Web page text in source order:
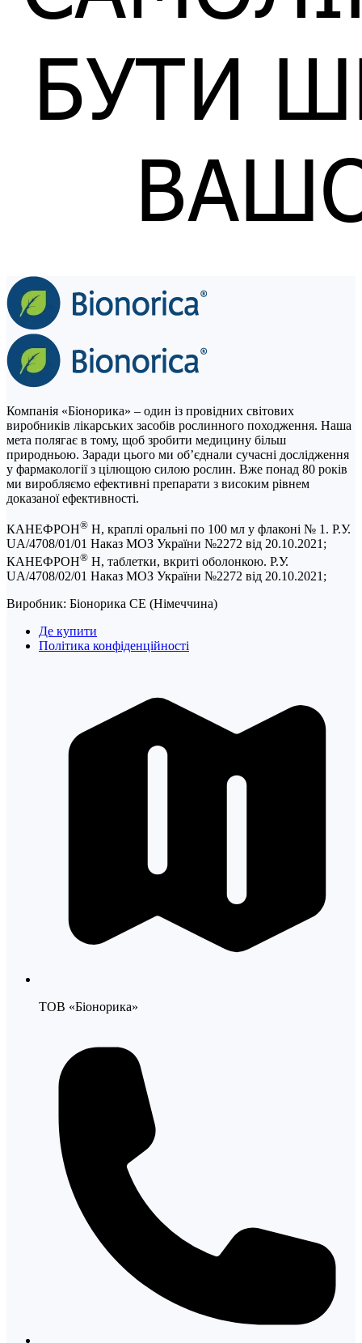
Компанія «Біонорика» ‒ один із провідних світових
виробників лікарських засобів рослинного походження. Наша
мета полягає в тому, щоб зробити медицину більш
природньою. Заради цього ми об’єднали сучасні дослідження
у фармакології з цілющою силою рослин. Вже понад 80 років
ми виробляємо ефективні препарати з високим рівнем
доказаної ефективності.
КАНЕФРОН® Н, краплі оральні по 100 мл у флаконі № 1. Р.У.
UA/4708/01/01 Наказ МОЗ України №2272 від 20.10.2021;
КАНЕФРОН® Н, таблетки, вкриті оболонкою. Р.У.
UA/4708/02/01 Наказ МОЗ України №2272 від 20.10.2021;
Виробник: Біонорика СЕ (Німеччина)
Де купити
Політика конфіденційності
ТОВ «Біонорика»